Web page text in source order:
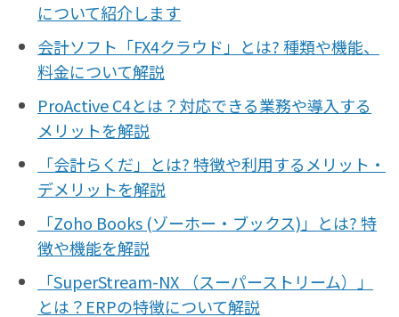
について紹介します
会計ソフト「FX4クラウド」とは? 種類や機能、
料金について解説
ProActive C4とは？対応できる業務や導入する
メリットを解説
「会計らくだ」とは? 特徴や利用するメリット・
デメリットを解説
「Zoho Books (ゾーホー・ブックス)」とは? 特
徴や機能を解説
「SuperStream-NX （スーパーストリーム）」
とは？ERPの特徴について解説